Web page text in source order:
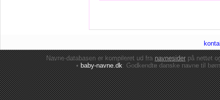
Navne-databasen er kompileret ud franavnesiderpå nettet
•baby-navne.dk: Godkendte danskenavne til børn